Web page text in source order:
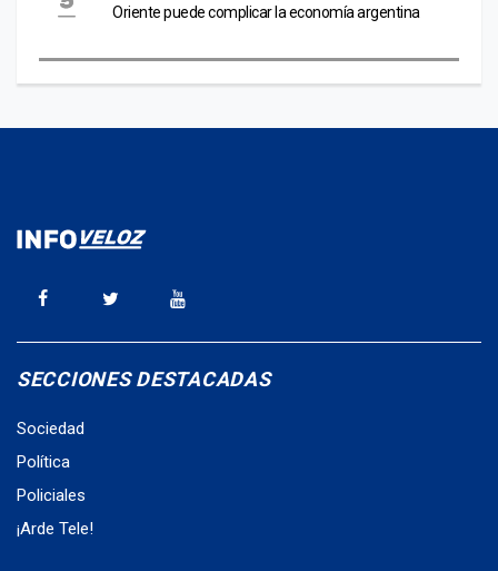
Oriente puede complicar la economía argentina
SECCIONES DESTACADAS
Sociedad
Política
Policiales
¡Arde Tele!